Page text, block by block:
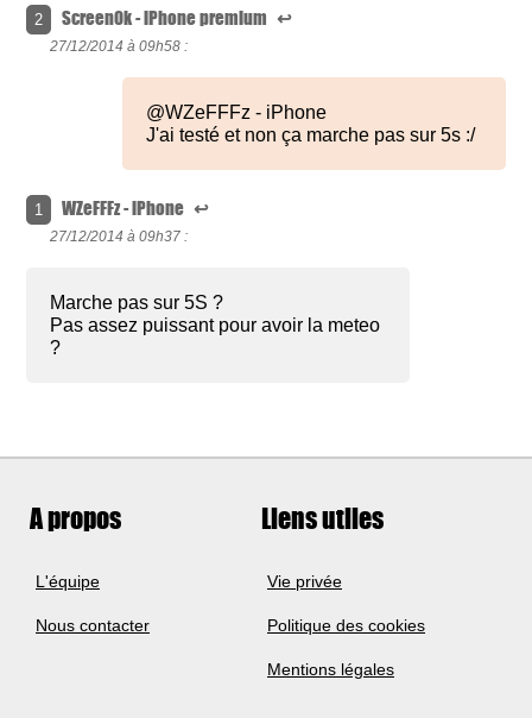
2 Screen0k - iPhone premium ↩
27/12/2014 à 09h58 :
@WZeFFFz - iPhone
J'ai testé et non ça marche pas sur 5s :/
1 WZeFFFz - iPhone ↩
27/12/2014 à 09h37 :
Marche pas sur 5S ?
Pas assez puissant pour avoir la meteo
?
A propos
L'équipe
Nous contacter
Liens utiles
Vie privée
Politique des cookies
Mentions légales